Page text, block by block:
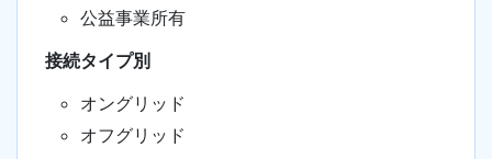
公益事業所有
接続タイプ別
オングリッド
オフグリッド